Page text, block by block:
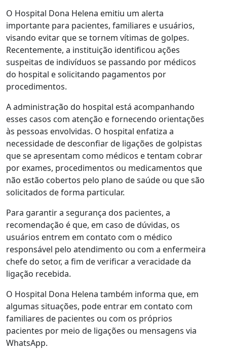
O Hospital Dona Helena emitiu um alerta
importante para pacientes, familiares e usuários,
visando evitar que se tornem vítimas de golpes.
Recentemente, a instituição identificou ações
suspeitas de indivíduos se passando por médicos
do hospital e solicitando pagamentos por
procedimentos.
A administração do hospital está acompanhando
esses casos com atenção e fornecendo orientações
às pessoas envolvidas. O hospital enfatiza a
necessidade de desconfiar de ligações de golpistas
que se apresentam como médicos e tentam cobrar
por exames, procedimentos ou medicamentos que
não estão cobertos pelo plano de saúde ou que são
solicitados de forma particular.
Para garantir a segurança dos pacientes, a
recomendação é que, em caso de dúvidas, os
usuários entrem em contato com o médico
responsável pelo atendimento ou com a enfermeira
chefe do setor, a fim de verificar a veracidade da
ligação recebida.
O Hospital Dona Helena também informa que, em
algumas situações, pode entrar em contato com
familiares de pacientes ou com os próprios
pacientes por meio de ligações ou mensagens via
WhatsApp.